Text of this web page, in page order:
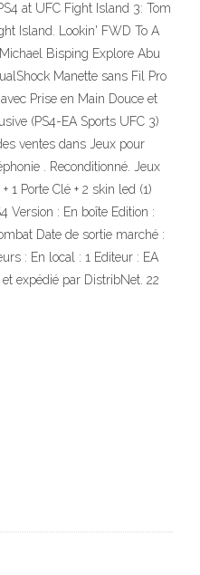
at UFC Fight Island 3: Tom
Island. Lookin' FWD To A
Bisping Explore Abu
Manette sans Fil Pro
Prise en Main Douce et
(PS4-EA Sports UFC 3)
ventes dans Jeux pour
. Reconditionné. Jeux
1 Porte Clé + 2 skin led (1)
Version : En boîte Edition :
Date de sortie marché :
: En local : 1 Editeur : EA
expédié par DistribNet. 22